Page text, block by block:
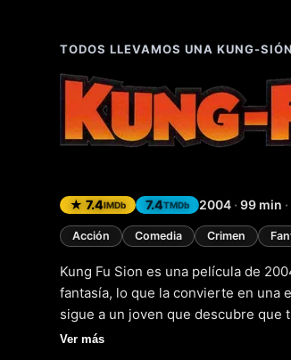
TODOS LLEVAMOS UNA KUNG-
Kung
★ 7.4IMDb 7.4TMDb 2004 · 99 min ·
Acción Comedia Crimen
Kung Fu Sion es una película de
fantasía, lo que la convierte en una
sigue a un joven que descubre que
de aventuras y batallas épicas. Con
Ver más